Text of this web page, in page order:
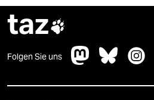
taz
Folgen Sie uns